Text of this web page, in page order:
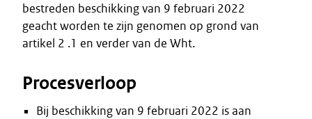
bestreden beschikking van 9 februari 2022
geacht worden te zijn genomen op grond van
artikel 2 .1 en verder van de Wht.
Procesverloop
Bij beschikking van 9 februari 2022 is aan